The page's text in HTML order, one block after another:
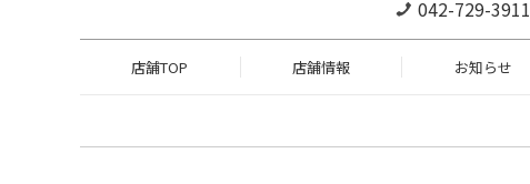
042-729-3911
店舗TOP 店舗情報 お知らせ